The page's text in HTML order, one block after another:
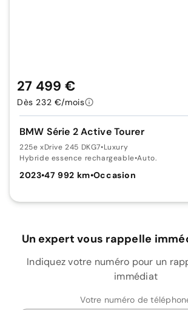
BMW Série 2 Active Tourer
225e xDrive 245 DKG7•Luxury
Hybride essence rechargeable•Auto.
2023•47 992 km•Occasion
27 499 €
Dès 232 €/mois
Un expert vous rappelle
Indiquez votre numéro pour un
immédiat
Votre numéro de